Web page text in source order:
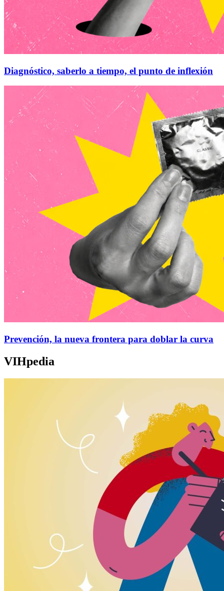
Diagnóstico, saberlo a tiempo, el punto de inflexión
Prevención, la nueva frontera para doblar la curva
VIHpedia